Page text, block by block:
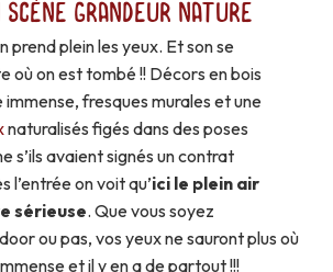
scène grandeur nature
prend plein les yeux. Et son se
où on est tombé !! Décors en bois
immense, fresques murales et une
naturalisés figés dans des poses
s’ils avaient signés un contrat
l’entrée on voit qu’ici le plein air
sérieuse. Que vous soyez
ou pas, vos yeux ne sauront plus où
et il y en a de partout !!!